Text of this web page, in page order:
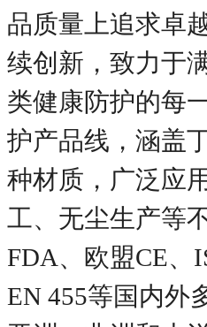
品质量上追求卓
续创新，致力于
类健康防护的每
护产品线，涵盖
种材质，广泛应
工、无尘生产等
FDA、欧盟CE、
EN 455等国内外